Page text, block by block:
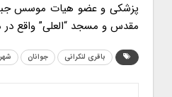
مقدس و مسجد “العلی” واقع
باقری لنکرانی جوانان شهر